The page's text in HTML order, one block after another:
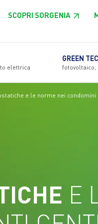
SCOPRI SORGENIA
elettrica
GREEN
fotovoltaico,
e le norme nei
E